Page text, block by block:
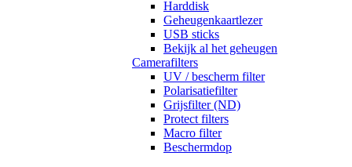
Harddisk
Geheugenkaartlezer
USB sticks
Bekijk al het geheugen
Camerafilters
UV / bescherm filter
Polarisatiefilter
Grijsfilter (ND)
Protect filters
Macro filter
Beschermdop